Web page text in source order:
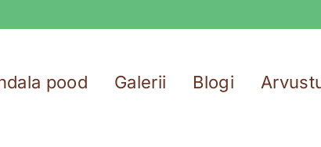
pood Galerii Blogi